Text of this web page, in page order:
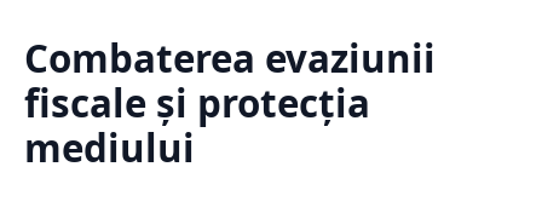
Combaterea evaziunii
fiscale și protecția
mediului